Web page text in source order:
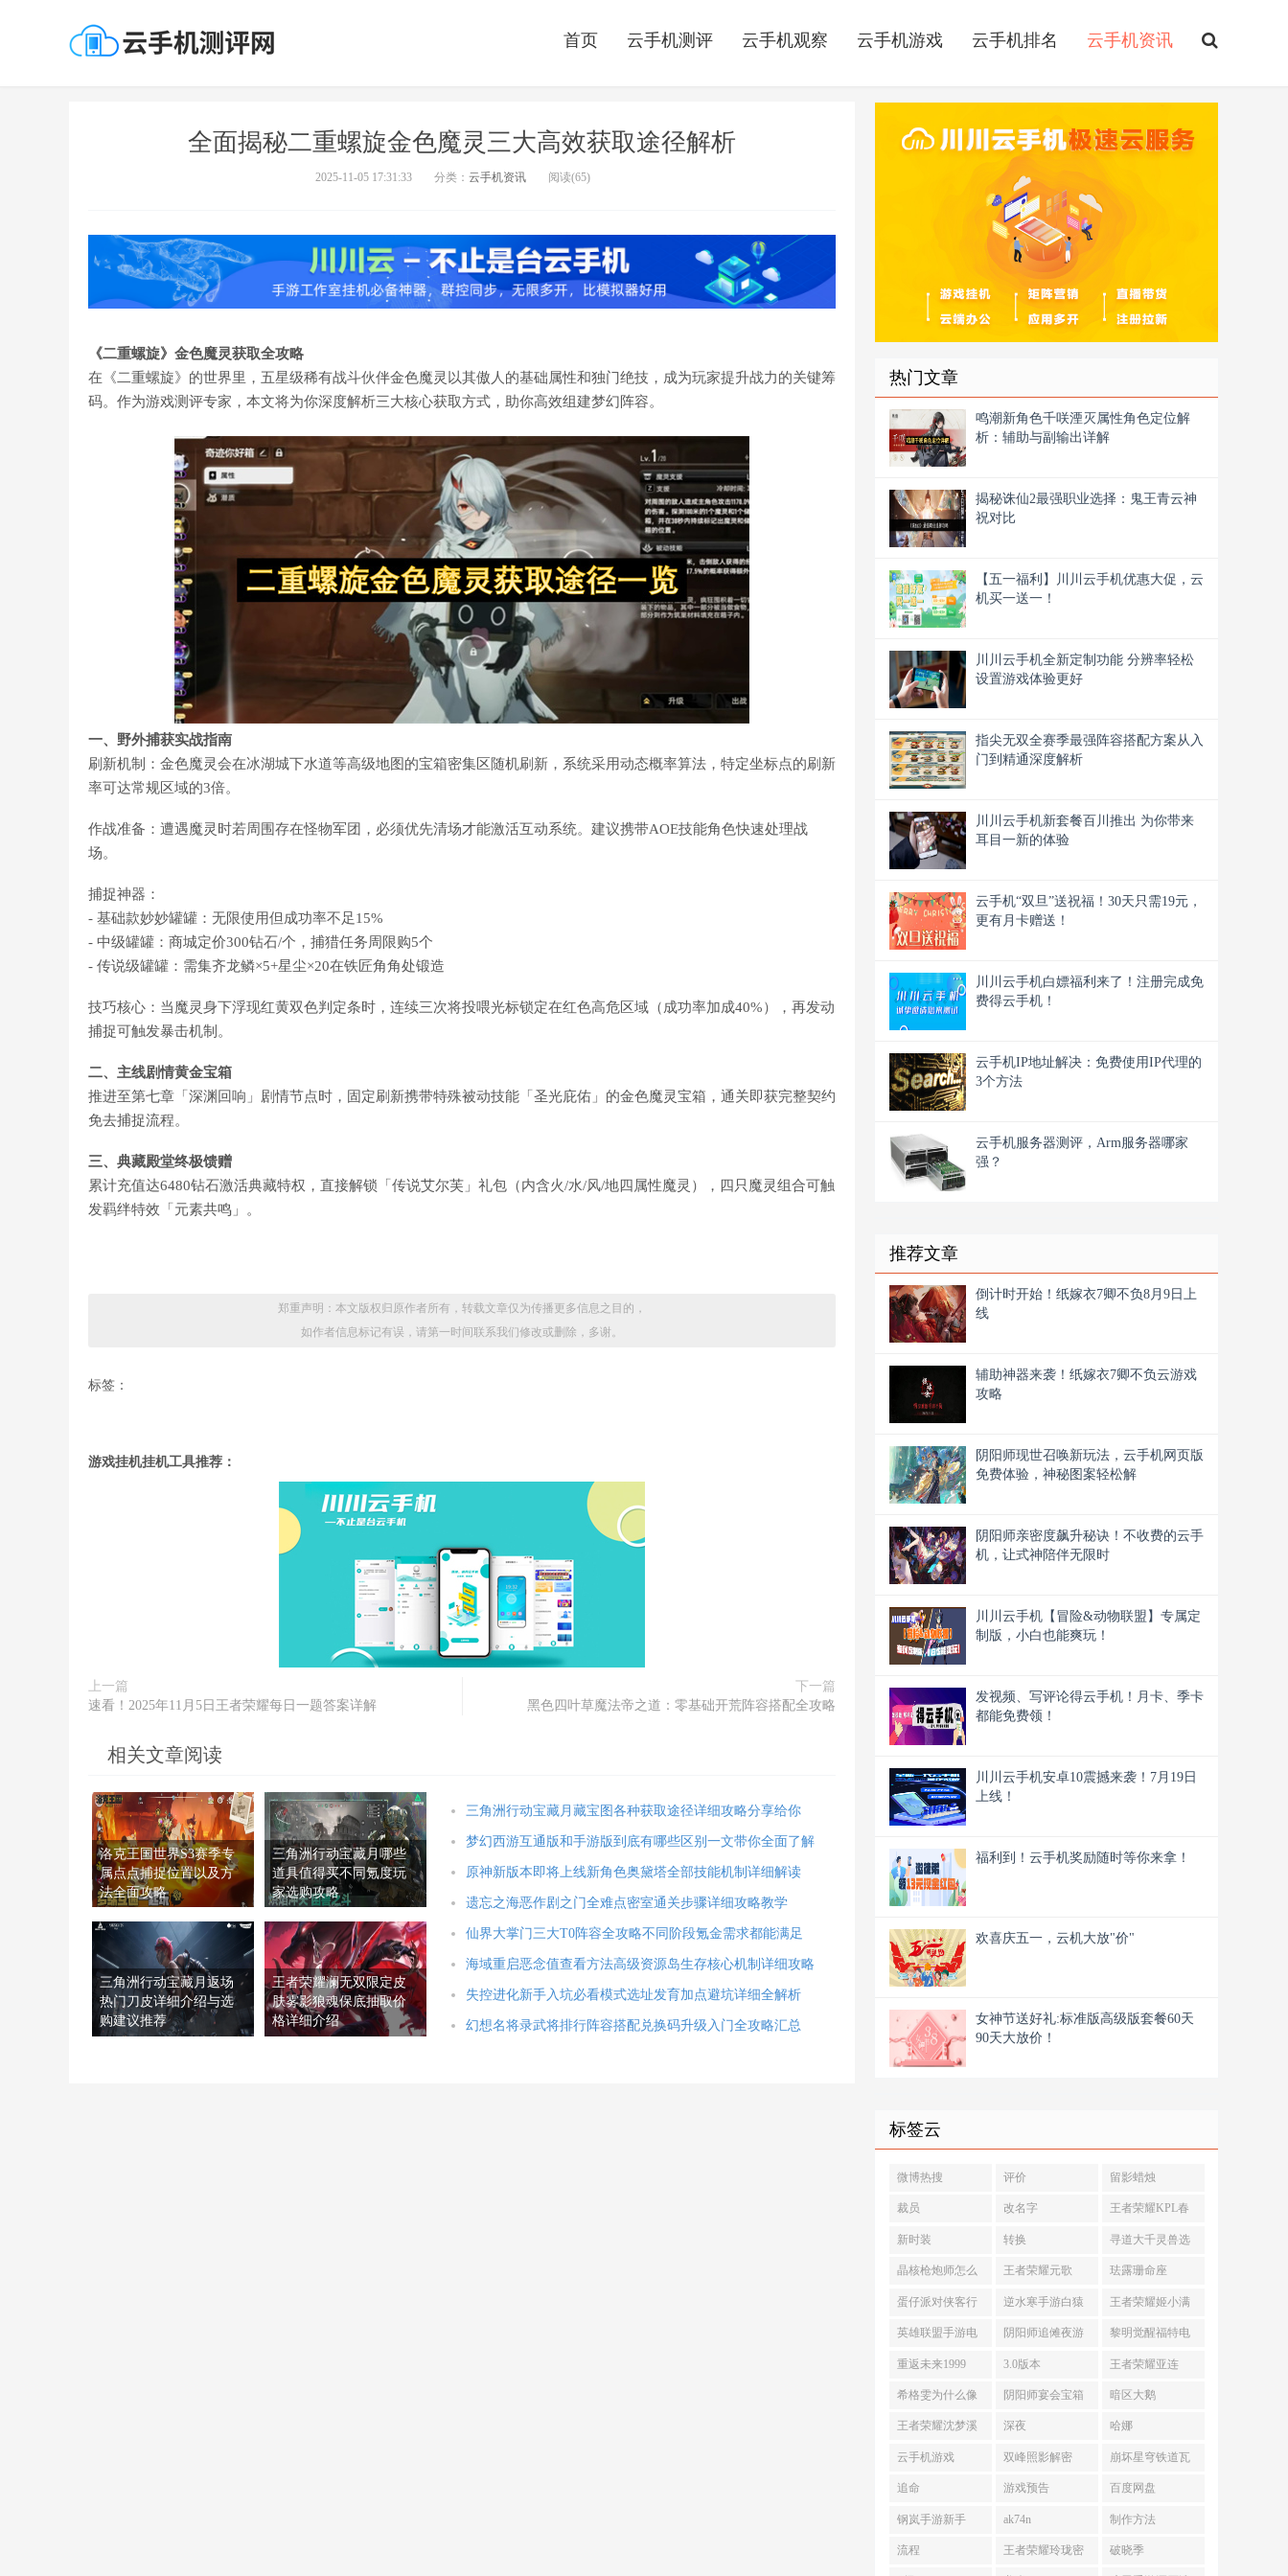
首页 云手机测评 云手机观察 云手机游戏 云手机排名 云手机资讯
全面揭秘二重螺旋金色魔灵三大高效获取途径解析
2025-11-05 17:31:33 分类： 云手机资讯 阅读(65)
《二重螺旋》金色魔灵获取全攻略
在《二重螺旋》的世界里，五星级稀有战斗伙伴金色魔灵以其傲人的基础属性和独门绝技，成为玩家提升战力的关键筹
码。作为游戏测评专家，本文将为你深度解析三大核心获取方式，助你高效组建梦幻阵容。
一、野外捕获实战指南
刷新机制：金色魔灵会在冰湖城下水道等高级地图的宝箱密集区随机刷新，系统采用动态概率算法，特定坐标点的刷新
率可达常规区域的3倍。
作战准备：遭遇魔灵时若周围存在怪物军团，必须优先清场才能激活互动系统。建议携带AOE技能角色快速处理战
场。
捕捉神器：
- 基础款妙妙罐罐：无限使用但成功率不足15%
- 中级罐罐：商城定价300钻石/个，捕猎任务周限购5个
- 传说级罐罐：需集齐龙鳞×5+星尘×20在铁匠角角处锻造
技巧核心：当魔灵身下浮现红黄双色判定条时，连续三次将投喂光标锁定在红色高危区域（成功率加成40%），再发动
捕捉可触发暴击机制。
二、主线剧情黄金宝箱
推进至第七章「深渊回响」剧情节点时，固定刷新携带特殊被动技能「圣光庇佑」的金色魔灵宝箱，通关即获完整契约
免去捕捉流程。
三、典藏殿堂终极馈赠
累计充值达6480钻石激活典藏特权，直接解锁「传说艾尔芙」礼包（内含火/水/风/地四属性魔灵），四只魔灵组合可触
发羁绊特效「元素共鸣」。
郑重声明：本文版权归原作者所有，转载文章仅为传播更多信息之目的，
如作者信息标记有误，请第一时间联系我们修改或删除，多谢。
标签：
游戏挂机挂机工具推荐：
上一篇
速看！2025年11月5日王者荣耀每日一题答案详解
下一篇
黑色四叶草魔法帝之道：零基础开荒阵容搭配全攻略
相关文章阅读
洛克王国世界S3赛季专
属点点捕捉位置以及方
法全面攻略
三角洲行动宝藏月哪些
道具值得买不同氪度玩
家选购攻略
三角洲行动宝藏月返场
热门刀皮详细介绍与选
购建议推荐
王者荣耀澜无双限定皮
肤雾影狼魂保底抽取价
格详细介绍
三角洲行动宝藏月藏宝图各种获取途径详细攻略分享给你
梦幻西游互通版和手游版到底有哪些区别一文带你全面了解
原神新版本即将上线新角色奥黛塔全部技能机制详细解读
遗忘之海恶作剧之门全难点密室通关步骤详细攻略教学
仙界大掌门三大T0阵容全攻略不同阶段氪金需求都能满足
海域重启恶念值查看方法高级资源岛生存核心机制详细攻略
失控进化新手入坑必看模式选址发育加点避坑详细全解析
幻想名将录武将排行阵容搭配兑换码升级入门全攻略汇总
热门文章
鸣潮新角色千咲湮灭属性角色定位解
析：辅助与副输出详解
揭秘诛仙2最强职业选择：鬼王青云神
祝对比
【五一福利】川川云手机优惠大促，云
机买一送一！
川川云手机全新定制功能 分辨率轻松
设置游戏体验更好
指尖无双全赛季最强阵容搭配方案从入
门到精通深度解析
川川云手机新套餐百川推出 为你带来
耳目一新的体验
云手机“双旦”送祝福！30天只需19元，
更有月卡赠送！
川川云手机白嫖福利来了！注册完成免
费得云手机！
云手机IP地址解决：免费使用IP代理的
3个方法
云手机服务器测评，Arm服务器哪家
强？
推荐文章
倒计时开始！纸嫁衣7卿不负8月9日上
线
辅助神器来袭！纸嫁衣7卿不负云游戏
攻略
阴阳师现世召唤新玩法，云手机网页版
免费体验，神秘图案轻松解
阴阳师亲密度飙升秘诀！不收费的云手
机，让式神陪伴无限时
川川云手机【冒险&动物联盟】专属定
制版，小白也能爽玩！
发视频、写评论得云手机！月卡、季卡
都能免费领！
川川云手机安卓10震撼来袭！7月19日
上线！
福利到！云手机奖励随时等你来拿！
欢喜庆五一，云机大放"价"
女神节送好礼:标准版高级版套餐60天
90天大放价！
标签云
微博热搜 评价 留影蜡烛
裁员 改名字 王者荣耀KPL春
季赛
新时装 转换 寻道大千灵兽选
哪个不氪金
晶核枪炮师怎么
最大输出
王者荣耀元歌 珐露珊命座
蛋仔派对侠客行
头像框
逆水寒手游白猿
公不朽木怎么获
取
王者荣耀姬小满
妄想食味怎么获
得
英雄联盟手游电
玩令等级怎么提
升
阴阳师追傩夜游
活动
黎明觉醒福特电
马
重返未来1999 3.0版本 王者荣耀亚连
希格雯为什么像
人类
阴阳师宴会宝箱 暗区大鹅
王者荣耀沈梦溪 深夜 哈娜
云手机游戏 双峰照影解密 崩坏星穹铁道瓦
尔特光锥
追命 游戏预告 百度网盘
钢岚手游新手 ak74n 制作方法
流程 王者荣耀玲珑密 破晓季